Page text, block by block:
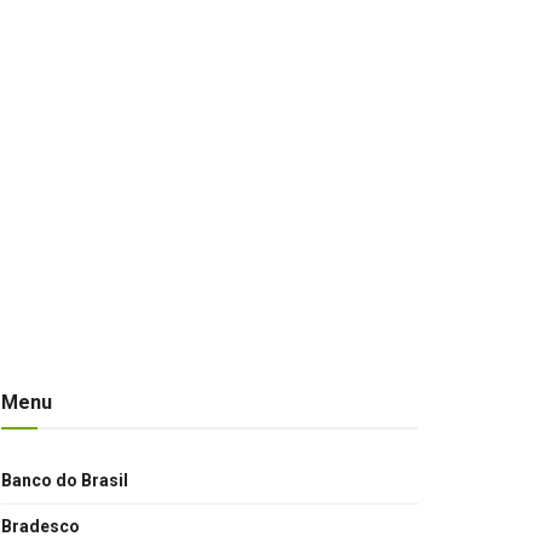
Menu
Banco do Brasil
Bradesco